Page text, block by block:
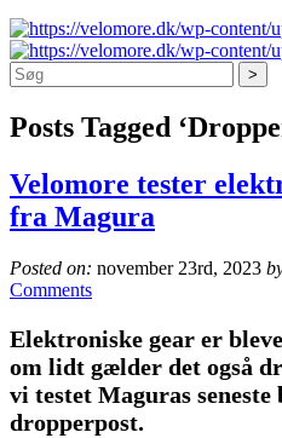
Søg
Posts Tagged
Velomore tester
fra Magura
Posted on: november 23rd, 2023
Comments
Elektroniske gear er
om lidt gælder det også
vi testet Maguras
dropperpost.